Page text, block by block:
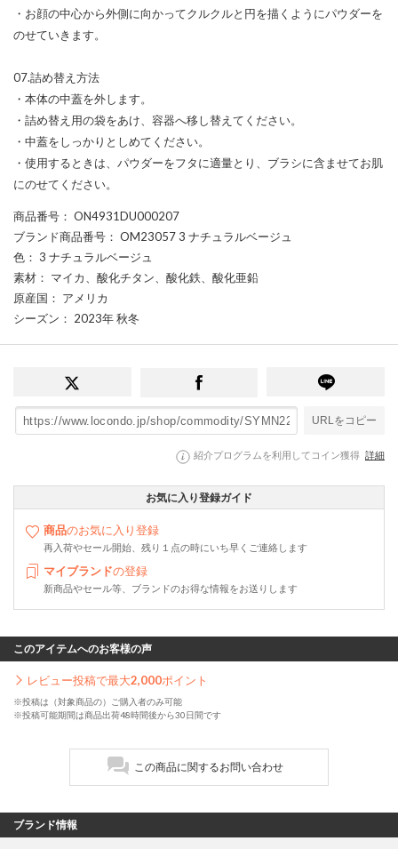
・お顔の中心から外側に向かってクルクルと円を描くようにパウダーを
のせていきます。
07.詰め替え方法
・本体の中蓋を外します。
・詰め替え用の袋をあけ、容器へ移し替えてください。
・中蓋をしっかりとしめてください。
・使用するときは、パウダーをフタに適量とり、ブラシに含ませてお肌
にのせてください。
商品番号 ： ON4931DU000207
ブランド商品番号 ： OM23057 3 ナチュラルベージュ
色 ： 3 ナチュラルベージュ
素材 ： マイカ、酸化チタン、酸化鉄、酸化亜鉛
原産国 ： アメリカ
シーズン ： 2023年 秋冬
URLをコピー
紹介プログラムを利用してコイン獲得 詳細
お気に入り登録ガイド
商品のお気に入り登録
再入荷やセール開始、残り１点の時にいち早くご連絡します
マイブランドの登録
新商品やセール等、ブランドのお得な情報をお送りします
このアイテムへのお客様の声
レビュー投稿で最大2,000ポイント
※投稿は（対象商品の）ご購入者のみ可能
※投稿可能期間は商品出荷48時間後から30日間です
この商品に関するお問い合わせ
ブランド情報